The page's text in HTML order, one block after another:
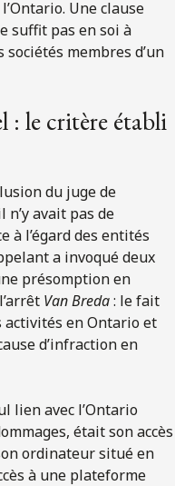
Une clause
suffit pas en soi à
sociétés membres d’un
: le critère établi
du juge de
avait pas de
à l’égard des entités
a invoqué deux
présomption en
Van Breda: le fait
activités en Ontario et
d’infraction en
lien avec l’Ontario
était son accès
ordinateur situé en
à une plateforme